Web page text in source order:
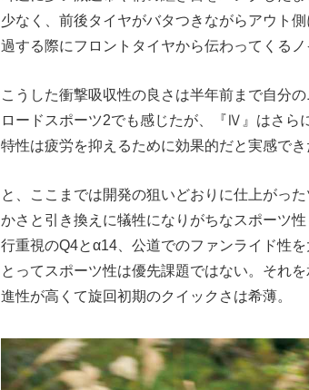
少なく、前後タイヤがバタつきながらアウト
過する際にフロントタイヤから伝わってくる
こうした衝撃吸収性の良さは半年前まで自分
ロードスポーツ2でも感じたが、『Ⅳ』はさら
特性は疲労を抑えるために効果的だと実感でき
と、ここまでは開発の狙いどおりに仕上がっ
かさと引き換えに犠牲になりがちなスポーツ
行重視のQ4とα14、公道でのファンライド性
とってスポーツ性は優先課題ではない。それ
進性が高くて旋回初期のクイックさは希薄。